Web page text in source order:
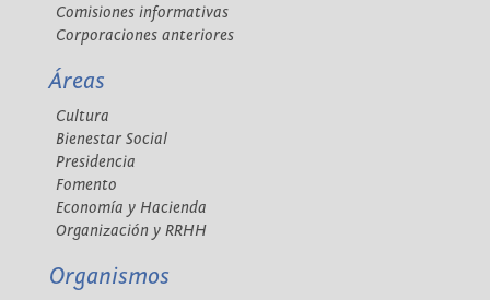
Comisiones informativas
Corporaciones anteriores
Áreas
Cultura
Bienestar Social
Presidencia
Fomento
Economía y Hacienda
Organización y RRHH
Organismos